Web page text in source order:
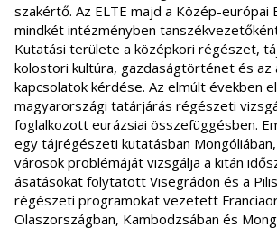
szakértő. Az ELTE majd a Közép-európai
mindkét intézményben
Kutatási területe a középkori régészet,
kolostori kultúra, gazdaságtörténet és az
kapcsolatok kérdése. Az elmúlt években
magyarországi tatárjárás régészeti
foglalkozott eurázsiai összefüggésben.
egy tájrégészeti kutatásban
városok problémáját vizsgálja a kitán
ásatásokat folytatott Visegrádon és a
régészeti programokat vezetett
Olaszországban, Kambodzsában és